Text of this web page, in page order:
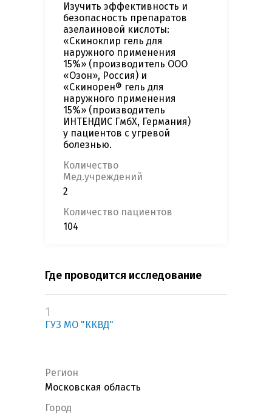
Изучить эффективность и
безопасность препаратов
азелаиновой кислоты:
«Скиноклир гель для
наружного применения
15%» (производитель ООО
«Озон», Россия) и
«Скинорен® гель для
наружного применения
15%» (производитель
ИНТЕНДИС ГмбХ, Германия)
у пациентов с угревой
болезнью.
Количество
Мед.учреждений
2
Количество пациентов
104
Где проводится исследование
1
ГУЗ МО "ККВД"
Регион
Московская область
Город